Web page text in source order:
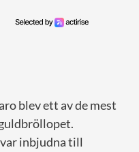
blev ett av de mest
inbjudna till